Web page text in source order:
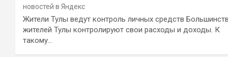
новостей в Яндекс
Жители Тулы ведут контроль личных средств
жителей Тулы контролируют свои расходы и доходы. К
такому…